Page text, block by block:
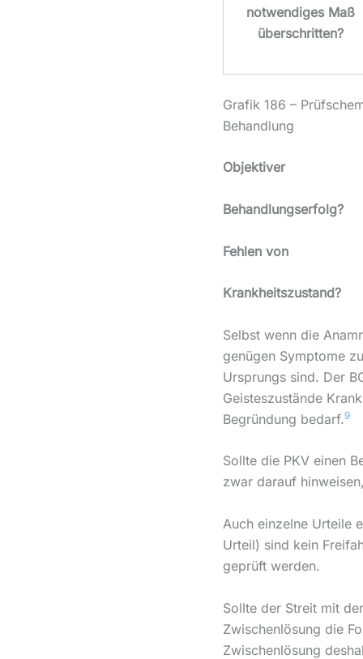
notwendiges Maß
überschritten?
Grafik 186 –
Behandlung
Objektiver
Behandlungserfolg?
Fehlen von
Krankheitszustand?
Selbst wenn die
genügen Symptome
Ursprungs sind. Der
Geisteszustände
Begründung bedarf.9
Sollte die PKV einen
zwar darauf hinweisen,
Auch einzelne Urteile
Urteil) sind kein
geprüft werden.
Sollte der Streit mit
Zwischenlösung die
Zwischenlösung